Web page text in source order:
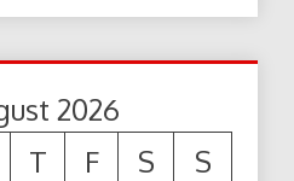
2026
T F S
S